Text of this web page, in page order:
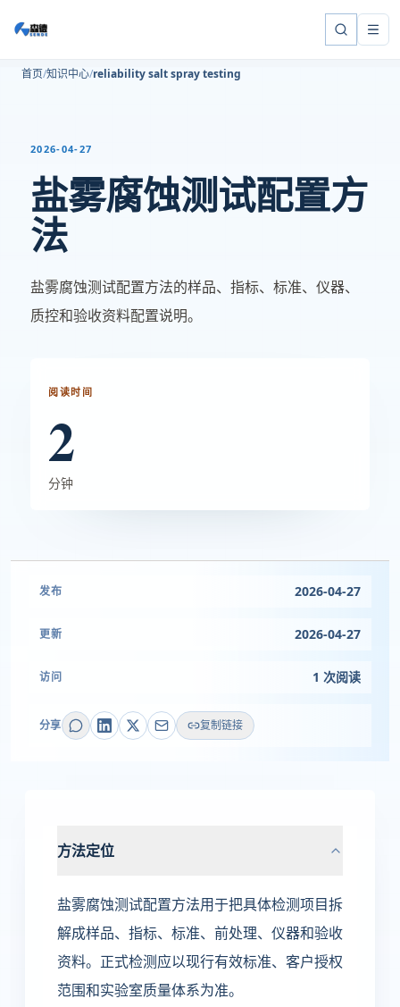
首页 知识中心 reliability salt spray testing
2026-04-27
盐雾腐蚀测试配置方
法
盐雾腐蚀测试配置方法的样品、指标、标准、仪器、
质控和验收资料配置说明。
阅读时间
2
分钟
发布 2026-04-27
更新 2026-04-27
访问 1 次阅读
分享 复制链接
方法定位
盐雾腐蚀测试配置方法用于把具体检测项目拆
解成样品、指标、标准、前处理、仪器和验收
资料。正式检测应以现行有效标准、客户授权
范围和实验室质量体系为准。